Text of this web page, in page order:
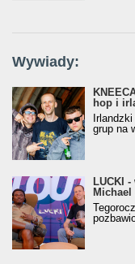
Wywiady:
hop i
grup na
LUCKI
Michael